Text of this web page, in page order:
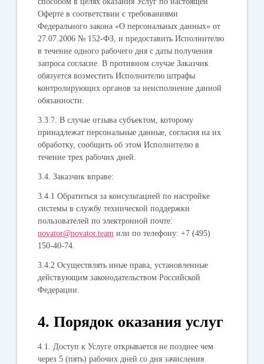
Оферте в соответствии с требованиями
Федерального закона «О персональных данных» от
27.07.2006 № 152-ФЗ, и предоставить Исполнителю
в течение одного рабочего дня с даты получения
запроса согласие. В противном случае Заказчик
обязуется возместить Исполнителю штрафы
контролирующих органов за неисполнение данной
обязанности.
3.3.7. В случае отзыва субъектом, которому
принадлежат персональные данные, согласия на их
обработку, сообщить об этом Исполнителю в
течение трех рабочих дней.
3.4.Заказчик вправе:
3.4.1 Обратиться за консультацией по настройке
системы в службу технической поддержки
пользователей по электронной почте:
novator@novator.team или по телефону: +7 (495)
150-40-74.
3.4.2 Осуществлять иные права, установленные
действующим законодательством Российской
Федерации.
4. Порядок оказания услуг
4.1. Доступ к Услуге открывается не позднее чем
через 5 (пять) рабочих дней со дня зачисления